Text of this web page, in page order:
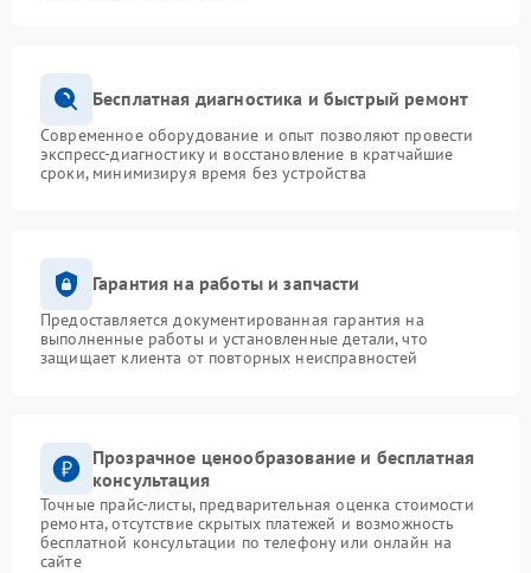
Бесплатная диагностика и быстрый ремонт
Современное оборудование и опыт позволяют провести
экспресс-диагностику и восстановление в кратчайшие
сроки, минимизируя время без устройства
Гарантия на работы и запчасти
Предоставляется документированная гарантия на
выполненные работы и установленные детали, что
защищает клиента от повторных неисправностей
Прозрачное ценообразование и бесплатная
консультация
Точные прайс-листы, предварительная оценка стоимости
ремонта, отсутствие скрытых платежей и возможность
бесплатной консультации по телефону или онлайн на
сайте